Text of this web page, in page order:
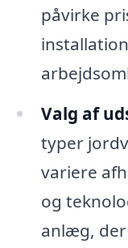
påvirke
Valg af
typer
variere
og
anlæg,